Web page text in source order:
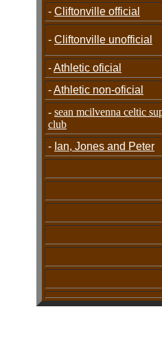
- Cliftonville official
- Cliftonville unofficial
-Athletic oficial
-Athletic non-oficial
- sean mcilvenna celtic
club
- Ian, Jones and Peter